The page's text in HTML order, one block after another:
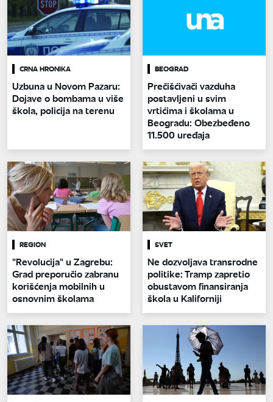
CRNA HRONIKA
Uzbuna u Novom Pazaru:
Dojave o bombama u više
škola, policija na terenu
BEOGRAD
Prečišćivači vazduha
postavljeni u svim
vrtićima i školama u
Beogradu: Obezbeđeno
11.500 uređaja
REGION
"Revolucija" u Zagrebu:
Grad preporučio zabranu
korišćenja mobilnih u
osnovnim školama
SVET
Ne dozvoljava transrodne
politike: Tramp zapretio
obustavom finansiranja
škola u Kaliforniji